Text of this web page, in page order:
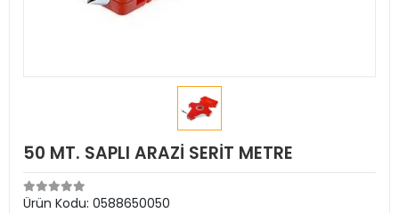
50 MT. SAPLI ARAZİ SERİT METRE
Ürün Kodu: 0588650050